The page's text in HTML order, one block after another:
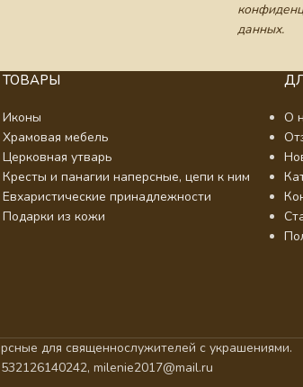
данных.
ТОВАРЫ
Иконы
Храмовая мебель
Церковная утварь
Кресты и панагии наперсные, цепи к ним
Евхаристические принадлежности
Подарки из кожи
О
для священнослужителей с украшениями.
milenie2017@mail.ru